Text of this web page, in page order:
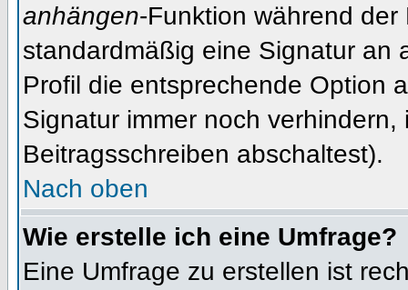
anhängen-Funktion während
standardmäßig eine Signatur an
Profil die entsprechende Option
Signatur immer noch
Beitragsschreiben abschaltest).
Nach oben
Wie erstelle ich eine Umfrage?
Eine Umfrage zu erstellen ist